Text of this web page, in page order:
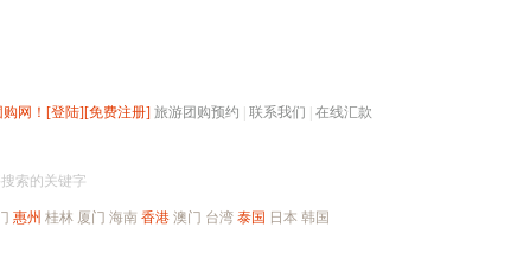
网！ [登陆][免费注册] 旅游团购预约 联系我们 在线汇款
索的关键字
惠州 桂林 厦门 海南 香港 澳门 台湾 泰国 日本 韩国